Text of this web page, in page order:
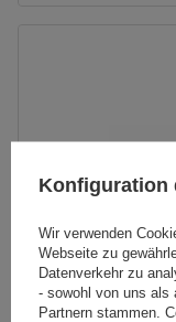
Konfiguration
Wir verwenden
Webseite zu
Datenverkehr zu
- sowohl von uns als
Partnern stammen.